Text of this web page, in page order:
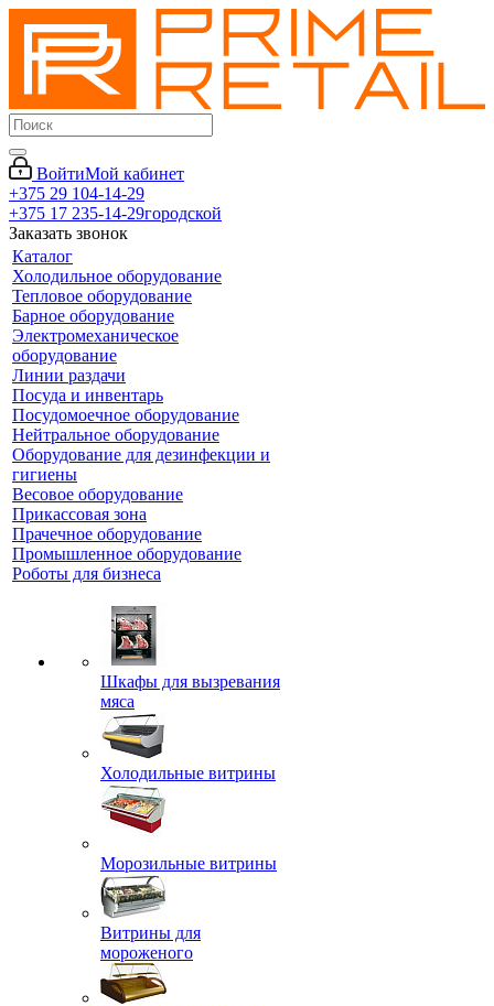
ВойтиМой кабинет
+375 29 104-14-29
+375 17 235-14-29городской
Заказать звонок
Каталог
Холодильное оборудование
Тепловое оборудование
Барное оборудование
Электромеханическое
оборудование
Линии раздачи
Посуда и инвентарь
Посудомоечное оборудование
Нейтральное оборудование
Оборудование для дезинфекции и
гигиены
Весовое оборудование
Прикассовая зона
Прачечное оборудование
Промышленное оборудование
Роботы для бизнеса
Шкафы для вызревания
мяса
Холодильные витрины
Морозильные витрины
Витрины для
мороженого